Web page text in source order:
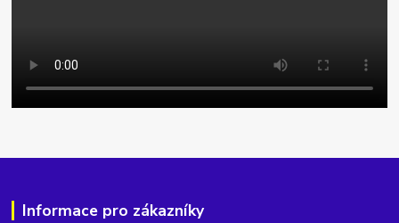
Informace pro zákazníky